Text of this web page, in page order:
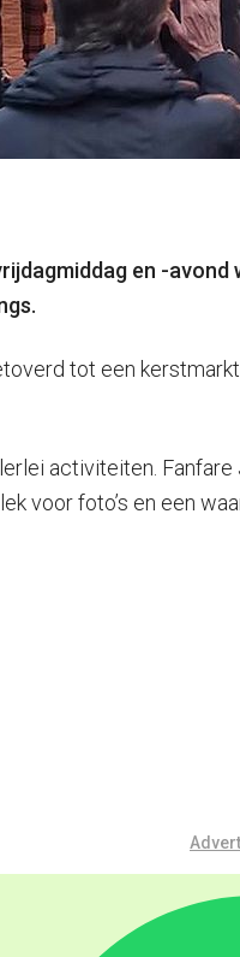
en -
tot een
activiteiten.
voor foto’s en een